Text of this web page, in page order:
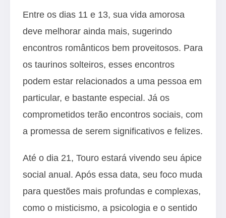
Entre os dias 11 e 13, sua vida amorosa
deve melhorar ainda mais, sugerindo
encontros românticos bem proveitosos. Para
os taurinos solteiros, esses encontros
podem estar relacionados a uma pessoa em
particular, e bastante especial. Já os
comprometidos terão encontros sociais, com
a promessa de serem significativos e felizes.
Até o dia 21, Touro estará vivendo seu ápice
social anual. Após essa data, seu foco muda
para questões mais profundas e complexas,
como o misticismo, a psicologia e o sentido